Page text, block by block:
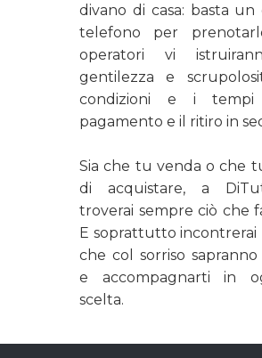
divano di casa: basta un
telefono per
operatori vi
gentilezza e
condizioni e i
pagamento e il ritiro in
Sia che tu venda o che
di acquistare, a
troverai sempre ciò che
E soprattutto incontrerai
che col sorriso
e accompagnarti in
scelta.